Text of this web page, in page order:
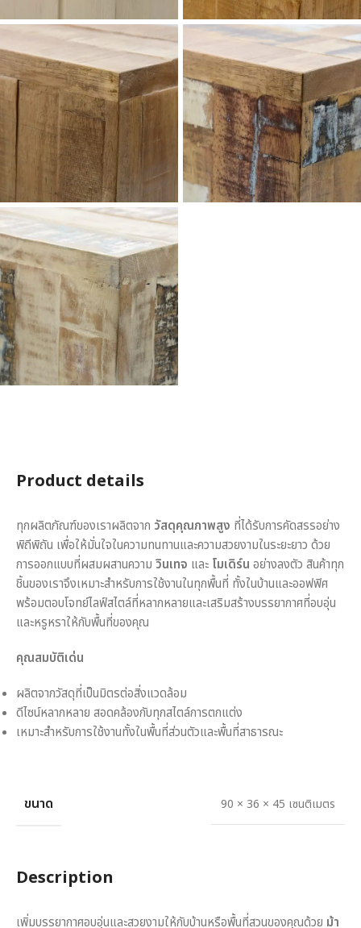
Product details
ทุกผลิตภัณฑ์ของเราผลิตจาก วัสดุคุณภาพสูง ที่ได้รับการคัดสรรอย่าง
พิถีพิถัน เพื่อให้มั่นใจในความทนทานและความสวยงามในระยะยาว ด้วย
การออกแบบที่ผสมผสานความ วินเทจ และ โมเดิร์น อย่างลงตัว สินค้าทุก
ชิ้นของเราจึงเหมาะสำหรับการใช้งานในทุกพื้นที่ ทั้งในบ้านและออฟฟิศ
พร้อมตอบโจทย์ไลฟ์สไตล์ที่หลากหลายและเสริมสร้างบรรยากาศที่อบอุ่น
และหรูหราให้กับพื้นที่ของคุณ
คุณสมบัติเด่น
ผลิตจากวัสดุที่เป็นมิตรต่อสิ่งแวดล้อม
ดีไซน์หลากหลาย สอดคล้องกับทุกสไตล์การตกแต่ง
เหมาะสำหรับการใช้งานทั้งในพื้นที่ส่วนตัวและพื้นที่สาธารณะ
ขนาด 90 × 36 × 45 เซนติเมตร
Description
เพิ่มบรรยากาศอบอุ่นและสวยงามให้กับบ้านหรือพื้นที่สวนของคุณด้วย ม้า